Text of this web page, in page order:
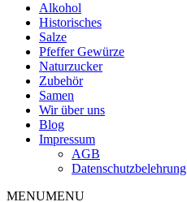
Alkohol
Historisches
Salze
Pfeffer Gewürze
Naturzucker
Zubehör
Samen
Wir über uns
Blog
Impressum
AGB
Datenschutzbelehrung
MENUMENU